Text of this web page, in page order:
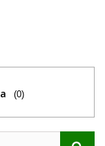
(0)